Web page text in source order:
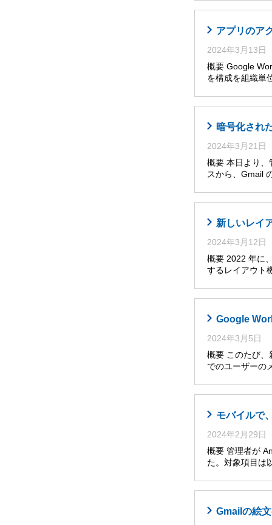
アプリのア
2024年3月13日
概要 Google
を構成を組織単
暗号化され
2024年3月21日
概要 本日より
スから、Gmail
新しいレイ
2024年3月12日
概要 2022 年に
するレイアウト
Google
2024年3月5日
概要 このたび、
でのユーザーの
モバイルで
2024年2月29日
概要 管理者が
た。対象項目は
Gmailの絵